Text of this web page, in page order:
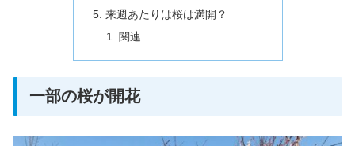
来週あたりは桜は満開？
関連
一部の桜が開花